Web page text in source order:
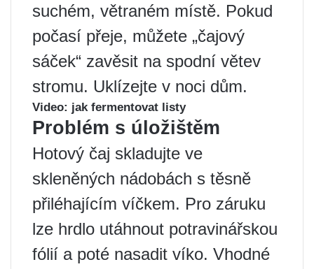
suchém, větraném místě. Pokud
počasí přeje, můžete „čajový
sáček“ zavěsit na spodní větev
stromu. Uklízejte v noci dům.
Video: jak fermentovat listy
Problém s úložištěm
Hotový čaj skladujte ve
skleněných nádobách s těsně
přiléhajícím víčkem. Pro záruku
lze hrdlo utáhnout potravinářskou
fólií a poté nasadit víko. Vhodné